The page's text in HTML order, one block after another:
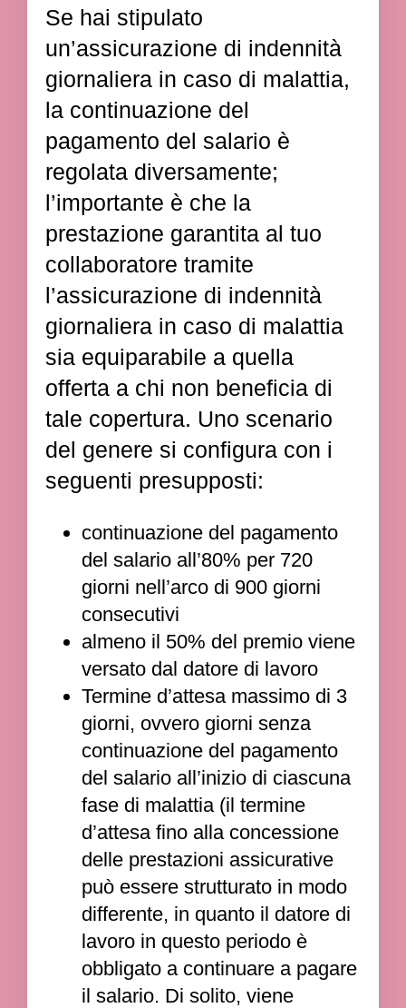
Se hai stipulato
un’assicurazione di indennità
giornaliera in caso di malattia,
la continuazione del
pagamento del salario è
regolata diversamente;
l’importante è che la
prestazione garantita al tuo
collaboratore tramite
l’assicurazione di indennità
giornaliera in caso di malattia
sia equiparabile a quella
offerta a chi non beneficia di
tale copertura. Uno scenario
del genere si configura con i
seguenti presupposti:
continuazione del pagamento
del salario all’80% per 720
giorni nell’arco di 900 giorni
consecutivi
almeno il 50% del premio viene
versato dal datore di lavoro
Termine d’attesa massimo di 3
giorni, ovvero giorni senza
continuazione del pagamento
del salario all’inizio di ciascuna
fase di malattia (il termine
d’attesa fino alla concessione
delle prestazioni assicurative
può essere strutturato in modo
differente, in quanto il datore di
lavoro in questo periodo è
obbligato a continuare a pagare
il salario. Di solito, viene